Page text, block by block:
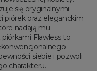
się oryginalnymi
piórek oraz eleganckim
nadają mu
Flawless to
siebie i pozwoli
charakteru.